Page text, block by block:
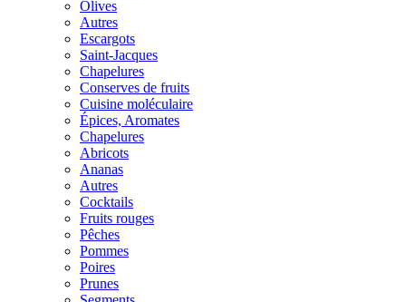
Olives
Autres
Escargots
Saint-Jacques
Chapelures
Conserves de fruits
Cuisine moléculaire
Épices, Aromates
Chapelures
Abricots
Ananas
Autres
Cocktails
Fruits rouges
Pêches
Pommes
Poires
Prunes